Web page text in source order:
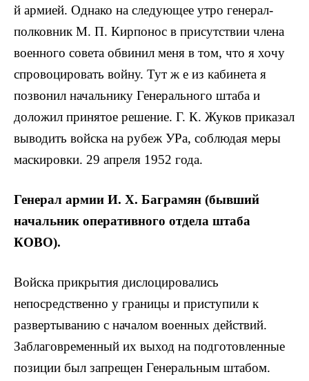
й армией. Однако на следующее утро генерал-
полковник М. П. Кирпонос в присутствии члена
военного совета обвинил меня в том, что я хочу
спровоцировать войну. Тут ж е из кабинета я
позвонил начальнику Генерального штаба и
доложил принятое решение. Г. К. Жуков приказал
выводить войска на рубеж УРа, соблюдая меры
маскировки. 29 апреля 1952 года.
Генерал армии И. X. Баграмян (бывший
начальник оперативного отдела штаба
КОВО).
Войска прикрытия дислоцировались
непосредственно у границы и приступили к
развертыванию с началом военных действий.
Заблаговременный их выход на подготовленные
позиции был запрещен Генеральным штабом.